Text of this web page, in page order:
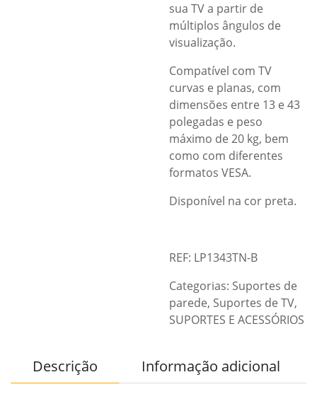
sua TV a partir de
múltiplos ângulos de
visualização.
Compatível com TV
curvas e planas, com
dimensões entre 13 e 43
polegadas e peso
máximo de 20 kg, bem
como com diferentes
formatos VESA.
Disponível na cor preta.
REF: LP1343TN-B
Categorias: Suportes de
parede, Suportes de TV,
SUPORTES E ACESSÓRIOS
Descrição Informação adicional